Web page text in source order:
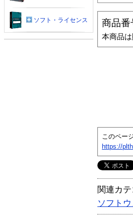
商品番
本商品
このペー
https://
関連カテ
ソフト
ソフト・ライセンス